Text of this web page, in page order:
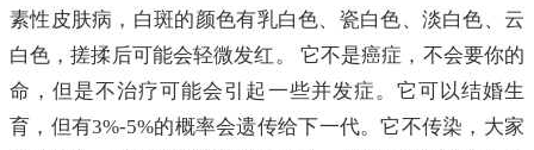
素性皮肤病，白斑的颜色有乳白色、瓷白色、淡白色、云
白色，搓揉后可能会轻微发红。 它不是癌症，不会要你的
命，但是不治疗可能会引起一些并发症。它可以结婚生
育，但有3%-5%的概率会遗传给下一代。它不传染，大家